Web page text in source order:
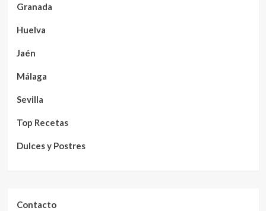
Granada
Huelva
Jaén
Málaga
Sevilla
Top Recetas
Dulces y Postres
Contacto